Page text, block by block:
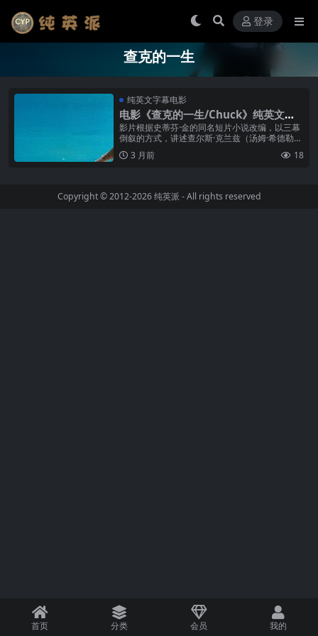
登录
查克的一生
纯英文字幕电影
电影《查克的一生/Chuck》纯英文字
幕高清MP4下载
影片根据史蒂芬·金的同名短片小说改编，以三幕
倒叙的方式，讲述查尔斯·克兰兹（汤姆·希德勒斯
顿 Tom Hiddleston 饰）的一生——他39岁因脑
瘤去世，是...
3 月前 18
Copyright © 2012-2026纯英派 - All rights reserved
首页 分类 会员 我的